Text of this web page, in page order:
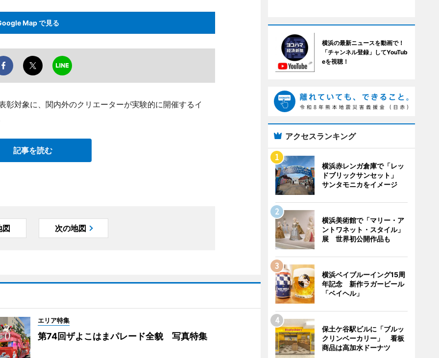
Map で見る
彰対象に、関内外のクリエーターが実験的に開催するイ
記事を読む
図 次の地図
エリア特集
第74回ザよこはまパレード全貌 写真特集
横浜の最新ニュースを動画で！
「チャンネル登録」してYouTub
eを視聴！
アクセスランキング
横浜赤レンガ倉庫で「レッ
ドブリックサンセット」
サンタモニカをイメージ
横浜美術館で「マリー・ア
ントワネット・スタイル」
展 世界初公開作品も
横浜ベイブルーイング15周
年記念 新作ラガービール
「ベイヘル」
保土ケ谷駅ビルに「ブルッ
クリンベーカリー」 看板
商品は高加水ドーナツ